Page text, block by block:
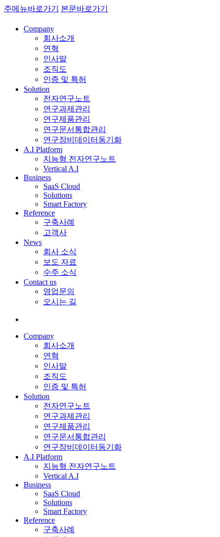
주메뉴바로가기 본문바로가기
Company
회사소개
연혁
인사말
조직도
인증 및 특허
Solution
전자연구노트
연구과제관리
연구제품관리
연구문서통합관리
연구장비데이터동기화
A.I Platform
지능형 전자연구노트
Vertical A.I
Business
SaaS Cloud
Solutions
Smart Factory
Reference
구축사례
고객사
News
회사 소식
보도 자료
수주 소식
Contact us
영업문의
오시는 길
Company
회사소개
연혁
인사말
조직도
인증 및 특허
Solution
전자연구노트
연구과제관리
연구제품관리
연구문서통합관리
연구장비데이터동기화
A.I Platform
지능형 전자연구노트
Vertical A.I
Business
SaaS Cloud
Solutions
Smart Factory
Reference
구축사례